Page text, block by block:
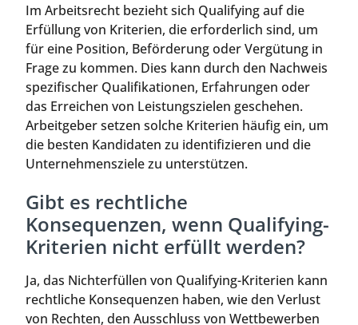
Im Arbeitsrecht bezieht sich Qualifying auf die
Erfüllung von Kriterien, die erforderlich sind, um
für eine Position, Beförderung oder Vergütung in
Frage zu kommen. Dies kann durch den Nachweis
spezifischer Qualifikationen, Erfahrungen oder
das Erreichen von Leistungszielen geschehen.
Arbeitgeber setzen solche Kriterien häufig ein, um
die besten Kandidaten zu identifizieren und die
Unternehmensziele zu unterstützen.
Gibt es rechtliche
Konsequenzen, wenn Qualifying-
Kriterien nicht erfüllt werden?
Ja, das Nichterfüllen von Qualifying-Kriterien kann
rechtliche Konsequenzen haben, wie den Verlust
von Rechten, den Ausschluss von Wettbewerben